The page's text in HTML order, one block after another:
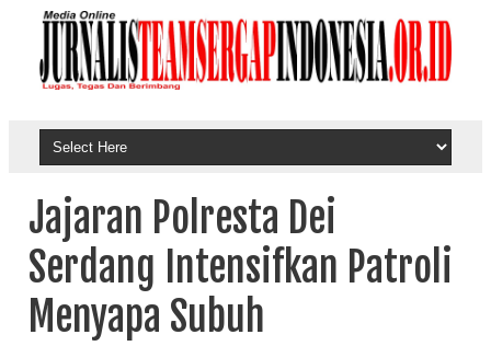
Jajaran Polresta Dei
Serdang Intensifkan Patroli
Menyapa Subuh